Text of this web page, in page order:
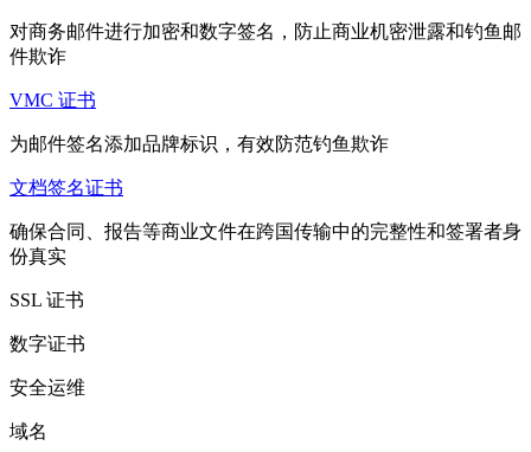
对商务邮件进行加密和数字签名，防止商业机密泄露和钓鱼邮
件欺诈
VMC 证书
为邮件签名添加品牌标识，有效防范钓鱼欺诈
文档签名证书
确保合同、报告等商业文件在跨国传输中的完整性和签署者身
份真实
SSL 证书
数字证书
安全运维
域名